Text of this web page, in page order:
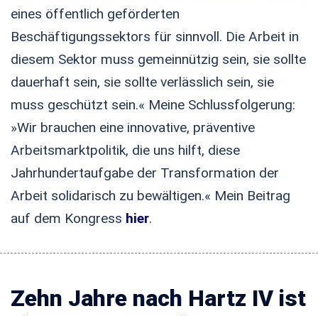
eines öffentlich geförderten
Beschäftigungssektors für sinnvoll. Die Arbeit in
diesem Sektor muss gemeinnützig sein, sie sollte
dauerhaft sein, sie sollte verlässlich sein, sie
muss geschützt sein.« Meine Schlussfolgerung:
»Wir brauchen eine innovative, präventive
Arbeitsmarktpolitik, die uns hilft, diese
Jahrhundertaufgabe der Transformation der
Arbeit solidarisch zu bewältigen.« Mein Beitrag
auf dem Kongress hier.
Zehn Jahre nach Hartz IV ist